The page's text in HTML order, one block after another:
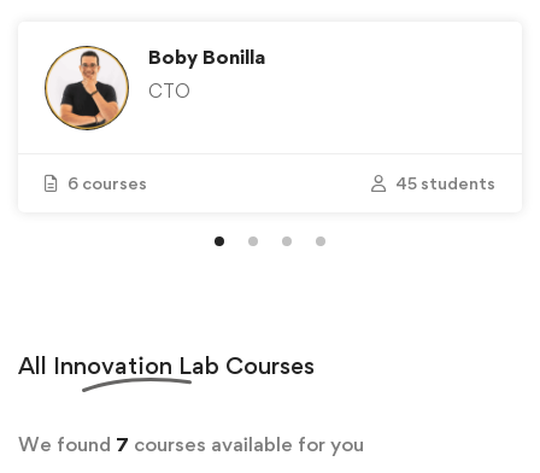
Boby Bonilla
CTO
6 courses 45 students
All Innovation Lab Courses
We found 7 courses available for you